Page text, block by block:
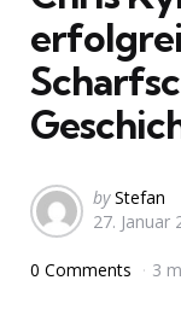
Posted
by
by Stefan
27. Januar
0 Comments 3